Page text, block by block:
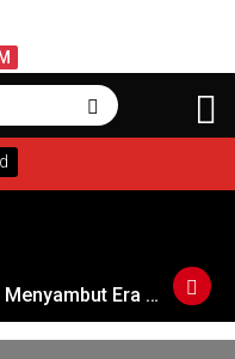
Search
Masyarakat Afrika Menyambut Era Digital dengan Penuh Harapan